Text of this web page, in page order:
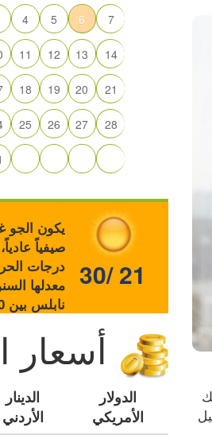
4 5 6 7
11 12 13 14
18 19 20 21
25 26 27 28
يكون الجو
صيفياً
درجات
معدلها
نابلس بين 30 نهاراً و21 ليلاً.
30/ 21
أسعار
الدولار
الأمريكي
الدينار
الأردني